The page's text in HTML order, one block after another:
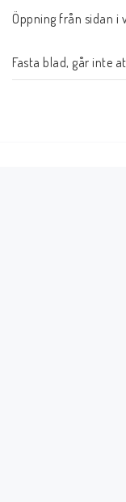
Öppning från sidan i
Fasta blad, går inte